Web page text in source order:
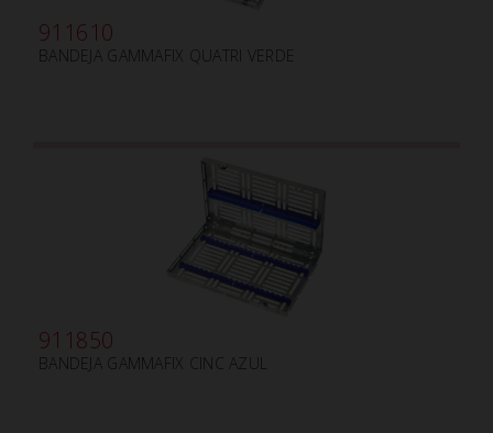
911610
BANDEJA GAMMAFIX QUATRI VERDE
911850
BANDEJA GAMMAFIX CINC AZUL